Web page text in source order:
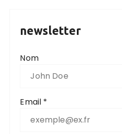
newsletter
Nom
Email *